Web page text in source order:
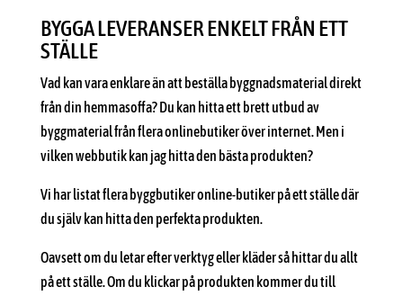
BYGGA LEVERANSER ENKELT FRÅN ETT
STÄLLE
Vad kan vara enklare än att beställa byggnadsmaterial direkt
från din hemmasoffa? Du kan hitta ett brett utbud av
byggmaterial från flera onlinebutiker över internet. Men i
vilken webbutik kan jag hitta den bästa produkten?
Vi har listat flera byggbutiker online-butiker på ett ställe där
du själv kan hitta den perfekta produkten.
Oavsett om du letar efter verktyg eller kläder så hittar du allt
på ett ställe. Om du klickar på produkten kommer du till